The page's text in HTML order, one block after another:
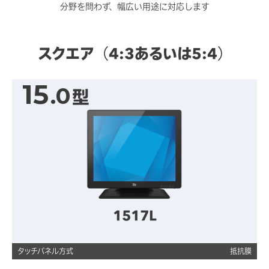
分野を問わず、幅広い用途に対応します
スクエア（4:3あるいは5:4）
15.0型
1517L
タッチパネル方式 抵抗膜